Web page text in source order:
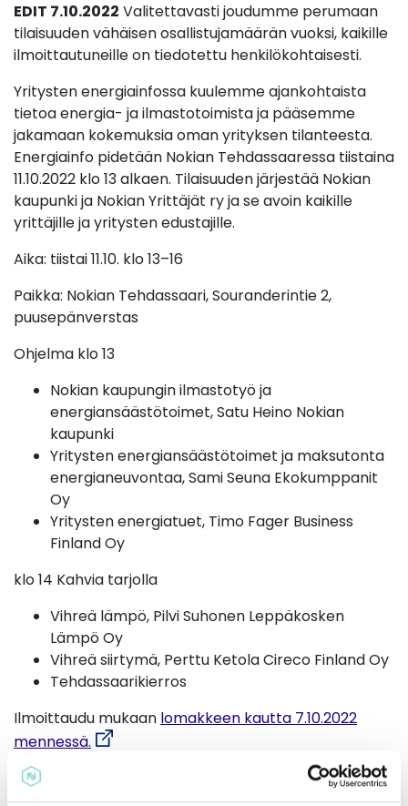
EDIT 7.10.2022 Valitettavasti joudumme perumaan
tilaisuuden vähäisen osallistujamäärän vuoksi, kaikille
ilmoittautuneille on tiedotettu henkilökohtaisesti.
Yritysten energiainfossa kuulemme ajankohtaista
tietoa energia- ja ilmastotoimista ja pääsemme
jakamaan kokemuksia oman yrityksen tilanteesta.
Energiainfo pidetään Nokian Tehdassaaressa tiistaina
11.10.2022 klo 13 alkaen. Tilaisuuden järjestää Nokian
kaupunki ja Nokian Yrittäjät ry ja se avoin kaikille
yrittäjille ja yritysten edustajille.
Aika: tiistai 11.10. klo 13–16
Paikka: Nokian Tehdassaari, Souranderintie 2,
puusepänverstas
Ohjelma klo 13
Nokian kaupungin ilmastotyö ja
energiansäästötoimet, Satu Heino Nokian
kaupunki
Yritysten energiansäästötoimet ja maksutonta
energianeuvontaa, Sami Seuna Ekokumppanit
Oy
Yritysten energiatuet, Timo Fager Business
Finland Oy
klo 14 Kahvia tarjolla
Vihreä lämpö, Pilvi Suhonen Leppäkosken
Lämpö Oy
Vihreä siirtymä, Perttu Ketola Cireco Finland Oy
Tehdassaarikierros
Ilmoittaudu mukaan lomakkeen kautta 7.10.2022
mennessä.
Lisätietoja tilaisuudesta
Tiina Rinne-Järvensivu, yrityskoordinaattori, Nokian